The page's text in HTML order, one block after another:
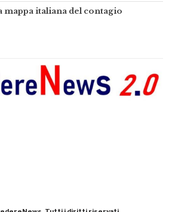
mappa italiana del contagio